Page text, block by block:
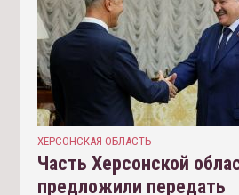
ХЕРСОНСКАЯ ОБЛАСТЬ
Часть Херсонской
предложили передать